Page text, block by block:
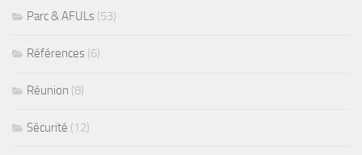
Parc & AFULs (53)
Références (6)
Réunion (8)
Sécurité (12)